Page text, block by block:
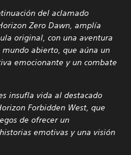
del aclamado
Zero Dawn, amplía
original, con una aventura
abierto, que aúna un
emocionante y un combate
insufla vida al destacado
Forbidden West, que
de ofrecer un
emotivas y una visión